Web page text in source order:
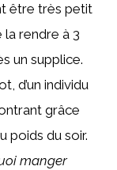
être très petit
rendre à 3
un supplice.
d’un individu
grâce
poids du soir.
manger